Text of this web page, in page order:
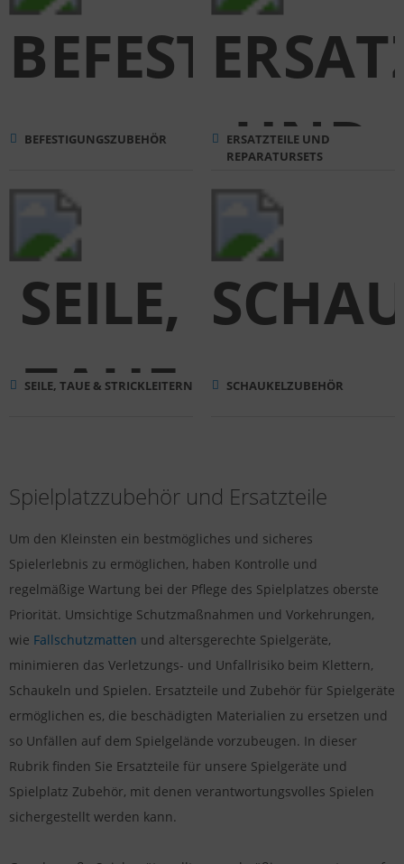
BEFESTIGUNGSZUBEHÖR
ERSATZTEILE UND
REPARATURSETS
SEILE, TAUE & STRICKLEITERN SCHAUKELZUBEHÖR
Spielplatzzubehör und Ersatzteile
Um den Kleinsten ein bestmögliches und sicheres
Spielerlebnis zu ermöglichen, haben Kontrolle und
regelmäßige Wartung bei der Pflege des Spielplatzes oberste
Priorität. Umsichtige Schutzmaßnahmen und Vorkehrungen,
wie Fallschutzmatten und altersgerechte Spielgeräte,
minimieren das Verletzungs- und Unfallrisiko beim Klettern,
Schaukeln und Spielen. Ersatzteile und Zubehör für Spielgeräte
ermöglichen es, die beschädigten Materialien zu ersetzen und
so Unfällen auf dem Spielgelände vorzubeugen. In dieser
Rubrik finden Sie Ersatzteile für unsere Spielgeräte und
Spielplatz Zubehör, mit denen verantwortungsvolles Spielen
sichergestellt werden kann.